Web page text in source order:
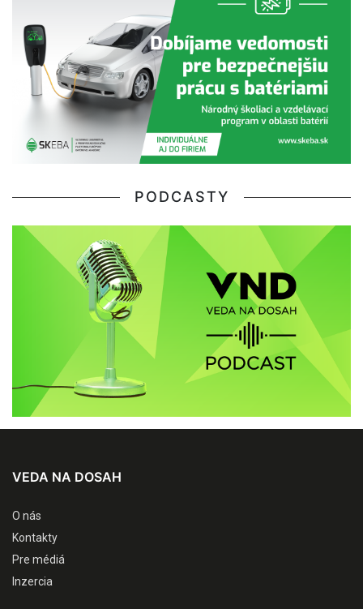
PODCASTY
VEDA NA DOSAH
O nás
Kontakty
Pre médiá
Inzercia